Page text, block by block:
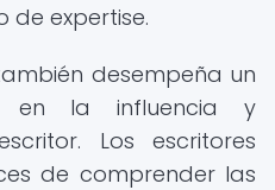
de expertise.
desempeña un
en la influencia y
Los escritores
de comprender las